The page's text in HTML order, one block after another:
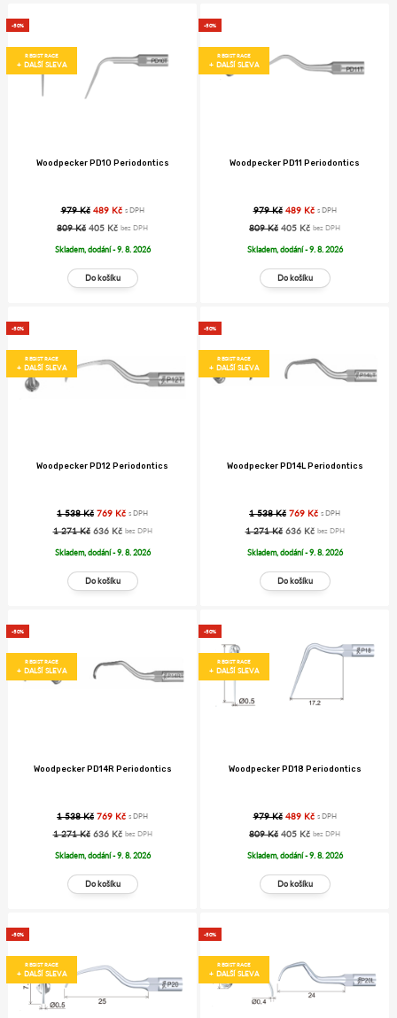
-50%
REGISTRACE
+ DALŠÍ SLEVA
Woodpecker PD10 Periodontics
979 Kč 489 Kč s DPH
809 Kč 405 Kč bez DPH
Skladem, dodání - 9. 8. 2026
-50%
REGISTRACE
+ DALŠÍ SLEVA
Woodpecker PD11 Periodontics
979 Kč 489 Kč s DPH
809 Kč 405 Kč bez DPH
Skladem, dodání - 9. 8. 2026
-50%
REGISTRACE
+ DALŠÍ SLEVA
Woodpecker PD12 Periodontics
1 538 Kč 769 Kč s DPH
1 271 Kč 636 Kč bez DPH
Skladem, dodání - 9. 8. 2026
-50%
REGISTRACE
+ DALŠÍ SLEVA
Woodpecker PD14L Periodontics
1 538 Kč 769 Kč s DPH
1 271 Kč 636 Kč bez DPH
Skladem, dodání - 9. 8. 2026
-50%
REGISTRACE
+ DALŠÍ SLEVA
Woodpecker PD14R Periodontics
1 538 Kč 769 Kč s DPH
1 271 Kč 636 Kč bez DPH
Skladem, dodání - 9. 8. 2026
-50%
REGISTRACE
+ DALŠÍ SLEVA
Woodpecker PD18 Periodontics
979 Kč 489 Kč s DPH
809 Kč 405 Kč bez DPH
Skladem, dodání - 9. 8. 2026
-50%
REGISTRACE
+ DALŠÍ SLEVA
-50%
REGISTRACE
+ DALŠÍ SLEVA